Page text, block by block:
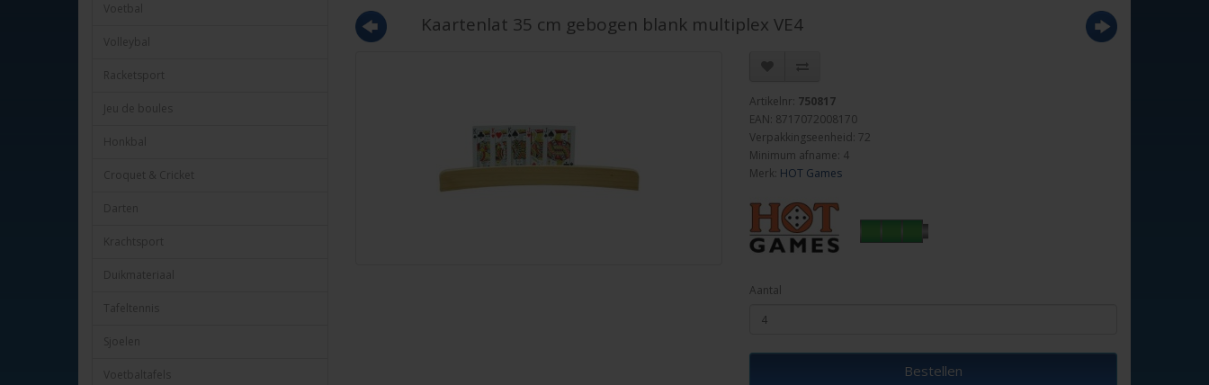
Voetbal
Volleybal
Racketsport
Jeu de boules
Honkbal
Croquet & Cricket
Darten
Krachtsport
Duikmateriaal
Tafeltennis
Sjoelen
Voetbaltafels
Kaartenlat 35 cm gebogen blank multiplex VE4
Artikelnr: 750817
EAN: 8717072008170
Verpakkingseenheid: 72
Minimum afname: 4
Merk: HOT Games
Aantal
Bestellen